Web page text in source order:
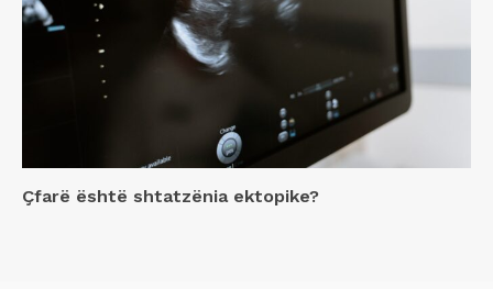
Çfarë është shtatzënia ektopike?